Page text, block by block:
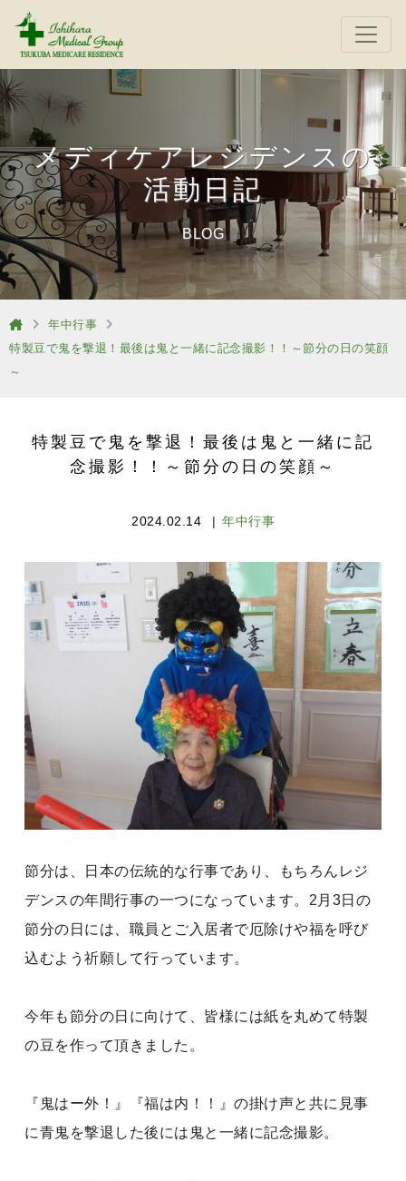
メディケアレジデンスの
活動日記
BLOG
年中行事
特製豆で鬼を撃退！最後は鬼と一緒に記念撮影！！～節分の日の笑顔
～
特製豆で鬼を撃退！最後は鬼と一緒に記
念撮影！！～節分の日の笑顔～
2024.02.14 年中行事
節分は、日本の伝統的な行事であり、もちろんレジ
デンスの年間行事の一つになっています。2月3日の
節分の日には、職員とご入居者で厄除けや福を呼び
込むよう祈願して行っています。
今年も節分の日に向けて、皆様には紙を丸めて特製
の豆を作って頂きました。
『鬼はー外！』『福は内！！』の掛け声と共に見事
に青鬼を撃退した後には鬼と一緒に記念撮影。